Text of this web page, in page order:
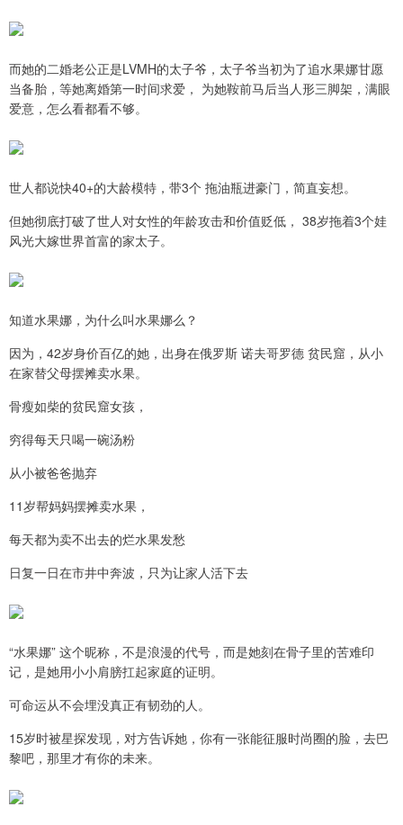
而她的二婚老公正是LVMH的太子爷，太子爷当初为了追水果娜甘愿
当备胎，等她离婚第一时间求爱， 为她鞍前马后当人形三脚架，满眼
爱意，怎么看都看不够。
世人都说快40+的大龄模特，带3个 拖油瓶进豪门，简直妄想。
但她彻底打破了世人对女性的年龄攻击和价值贬低， 38岁拖着3个娃
风光大嫁世界首富的家太子。
知道水果娜，为什么叫水果娜么？
因为，42岁身价百亿的她，出身在俄罗斯 诺夫哥罗德 贫民窟，从小
在家替父母摆摊卖水果。
骨瘦如柴的贫民窟女孩，
穷得每天只喝一碗汤粉
从小被爸爸抛弃
11岁帮妈妈摆摊卖水果，
每天都为卖不出去的烂水果发愁
日复一日在市井中奔波，只为让家人活下去
“水果娜” 这个昵称，不是浪漫的代号，而是她刻在骨子里的苦难印
记，是她用小小肩膀扛起家庭的证明。
可命运从不会埋没真正有韧劲的人。
15岁时被星探发现，对方告诉她，你有一张能征服时尚圈的脸，去巴
黎吧，那里才有你的未来。